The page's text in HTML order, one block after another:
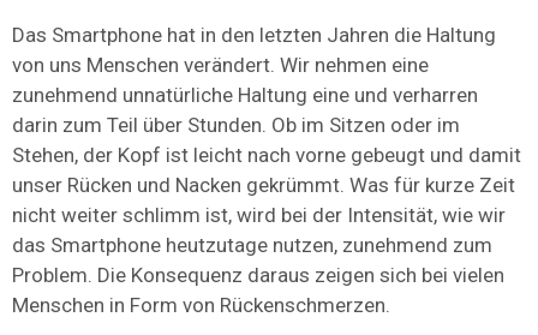
Das Smartphone hat in den letzten Jahren die Haltung
von uns Menschen verändert. Wir nehmen eine
zunehmend unnatürliche Haltung eine und verharren
darin zum Teil über Stunden. Ob im Sitzen oder im
Stehen, der Kopf ist leicht nach vorne gebeugt und damit
unser Rücken und Nacken gekrümmt. Was für kurze Zeit
nicht weiter schlimm ist, wird bei der Intensität, wie wir
das Smartphone heutzutage nutzen, zunehmend zum
Problem. Die Konsequenz daraus zeigen sich bei vielen
Menschen in Form von Rückenschmerzen.